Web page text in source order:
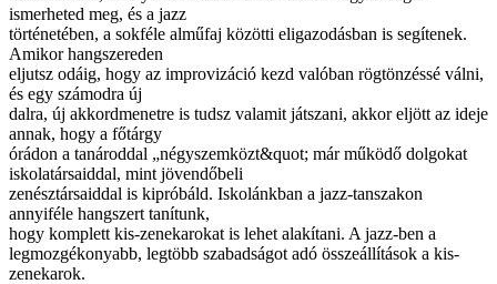
ismerheted meg, és a jazz
történetében, a sokféle alműfaj közötti eligazodásban is segítenek.
Amikor hangszereden
eljutsz odáig, hogy az improvizáció kezd valóban rögtönzéssé válni,
és egy számodra új
dalra, új akkordmenetre is tudsz valamit játszani, akkor eljött az ideje
annak, hogy a főtárgy
órádon a tanároddal „négyszemközt&quot; már működő dolgokat
iskolatársaiddal, mint jövendőbeli
zenésztársaiddal is kipróbáld. Iskolánkban a jazz-tanszakon
annyiféle hangszert tanítunk,
hogy komplett kis-zenekarokat is lehet alakítani. A jazz-ben a
legmozgékonyabb, legtöbb szabadságot adó összeállítások a kis-
zenekarok.